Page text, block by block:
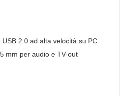
2.0 ad alta velocità su PC
mm per audio e TV-out